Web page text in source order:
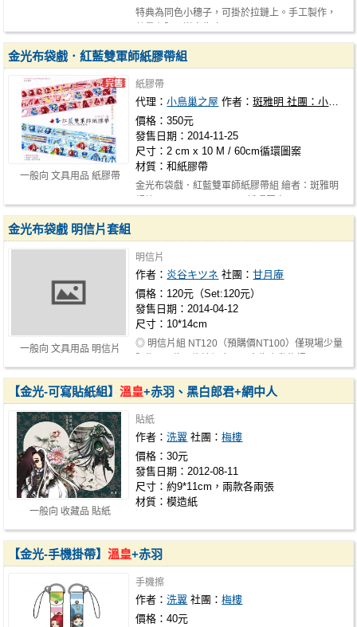
特典為同色小穗子，可掛於拉鏈上。手工製作，
一般向 文具用品 紙膠帶
金光布袋戲．紅藍雙軍師紙膠帶組
紙膠帶
代理：小鳥巢之屋 作者：斑雅明 社團：小鳥巢之屋
價格：350元
發售日期：2014-11-25
尺寸：2 cm x 10 M / 60cm循環圖案
材質：和紙膠帶
金光布袋戲．紅藍雙軍師紙膠帶組 繪者：斑雅明
一般向 文具用品 明信片
金光布袋戲 明信片套組
明信片
作者： 炎谷キツネ 社團：甘月庵
價格：120元（Set:120元）
發售日期：2014-04-12
尺寸：10*14cm
◎ 明信片組 NT120（預購價NT100）僅現場少量
一般向 收藏品 貼紙
【金光-可寫貼紙組】溫皇+赤羽、黑白郎君+網中人
貼紙
作者：洗翼 社團：梅樓
價格：30元
發售日期：2012-08-11
尺寸：約9*11cm，兩款各兩張
材質：模造紙
【金光-手機掛帶】溫皇+赤羽
手機擦
作者：洗翼 社團：梅樓
價格：40元